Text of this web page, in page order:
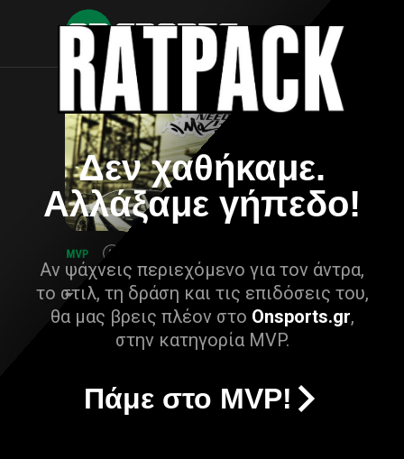
Δεν χαθήκαμε.
Αλλάξαμε γήπεδο!
Αν ψάχνεις περιεχόμενο για τον άντρα,
το στιλ, τη δράση και τις επιδόσεις του,
θα μας βρεις πλέον στο Onsports.gr,
στην κατηγορία MVP.
Πάμε στο MVP!